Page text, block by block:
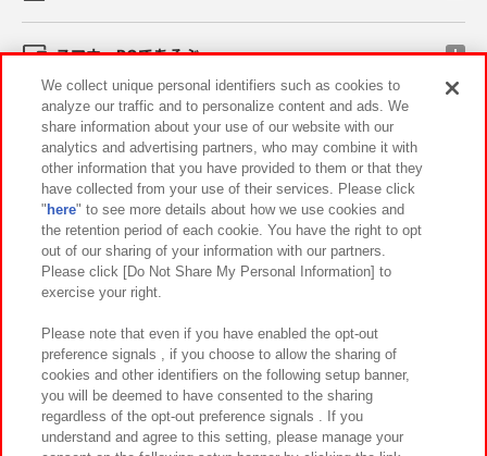
スマホ・PCであそぶ
イベント・キャンペーン
関連会社 サステナビリティ サイトポリシー
プライバシーポリシー ウェブアクセシビリティ方針と検証結果
お取引先さまとともに
カスタマーハラスメント対応方針 よくあるご質問・お問い合わせ
We collect unique personal identifiers such as cookies to
analyze our traffic and to personalize content and ads. We
share information about your use of our website with our
analytics and advertising partners, who may combine it with
other information that you have provided to them or that they
have collected from your use of their services. Please click
" here" to see more details about how we use cookies and
the retention period of each cookie. You have the right to opt
out of our sharing of your information with our partners.
Please click [Do Not Share My Personal Information] to
exercise your right.
Please note that even if you have enabled the opt-out
preference signals , if you choose to allow the sharing of
cookies and other identifiers on the following setup banner,
you will be deemed to have consented to the sharing
regardless of the opt-out preference signals . If you
understand and agree to this setting, please manage your